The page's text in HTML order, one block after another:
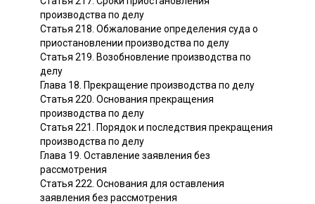
производства по делу
Статья 218. Обжалование определения суда о
приостановлении производства по делу
Статья 219. Возобновление производства по
делу
Глава 18. Прекращение производства по делу
Статья 220. Основания прекращения
производства по делу
Статья 221. Порядок и последствия прекращения
производства по делу
Глава 19. Оставление заявления без
рассмотрения
Статья 222. Основания для оставления
заявления без рассмотрения